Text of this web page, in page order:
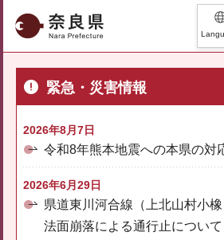
奈良県
緊急・災害情報
2026年8月7日
令和8年熊本地震への本県の対
2026年6月29日
県道東川河合線（上北山村小
法面崩落による通行止について